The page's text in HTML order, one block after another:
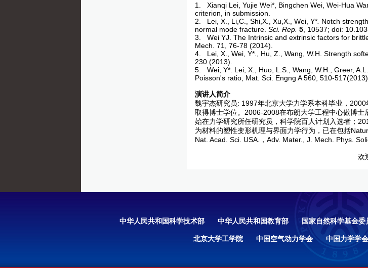
1. Xianqi Lei, Yujie Wei*, Bingchen Wei, Wei-Hua
criterion, in submission.
2. Lei, X., Li,C., Shi,X., Xu,X., Wei, Y* Notch
normal mode fracture. Sci. Rep. 5 , 10537; doi:
3. Wei YJ. The Intrinsic and extrinsic factors for
Mech. 71, 76-78 (2014).
4. Lei, X., Wei, Y*., Hu, Z., Wang, W.H. Strength
230 (2013).
5. Wei, Y*. Lei, X., Huo, L.S., Wang, W.H., Greer,
Poisson's ratio, Mat. Sci. Engng A 560, 510-517(2013).
演讲人简介
魏宇杰研究员: 1997年北京大学力学系本科毕业，
取得博士学位。2006-2008在布朗大学工程中心做博
始在力学研究所任研究员，科学院百人计划入选者；
为材料的塑性变形机理与界面力学行为，已在包括
Nat. Acad. Sci. USA.，Adv. Mater., J. Mech. Phys.
欢
中华人民共和国科学技术部 中华人民共和国教育部 国家自然科学基金委
北京大学工学院 中国空气动力学会 中国力学学会